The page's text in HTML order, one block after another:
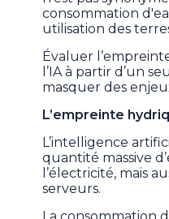
consommation
utilisation des
Évaluer
l’IA à partir d’un
masquer des
L’empreinte
L’intelligence
quantité massive
l’électricité, mais
serveurs.
La consommation